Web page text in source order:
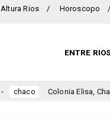
Altura Rios Horoscopo
ENTRE RIOS
chaco Colonia Elisa, Chaco